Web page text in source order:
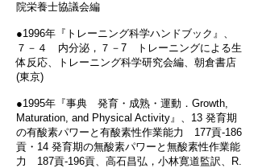
院栄養士協議会編
●1996年『トレーニング科学ハンドブック』、
７－４ 内分泌，７－7 トレーニングによる生
体反応、トレーニング科学研究会編、朝倉書店
(東京)
●1995年『事典 発育・成熟・運動．Growth,
Maturation, and Physical Activity』、13 発育期
の有酸素パワーと有酸素性作業能力 177貢‐186
貢・14 発育期の無酸素パワーと無酸素性作業能
力 187貢‐196貢、高石昌弘，小林寛道監訳、R.